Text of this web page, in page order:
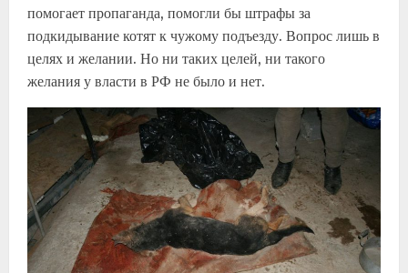
помогает пропаганда, помогли бы штрафы за
подкидывание котят к чужому подъезду. Вопрос лишь в
целях и желании. Но ни таких целей, ни такого
желания у власти в РФ не было и нет.